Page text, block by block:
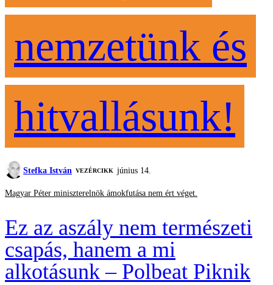
nemzetünk és
hitvallásunk!
Stefka István VEZÉRCIKK június 14.
Magyar Péter miniszterelnök ámokfutása nem ért véget.
Ez az aszály nem természeti
csapás, hanem a mi
alkotásunk – Polbeat Piknik